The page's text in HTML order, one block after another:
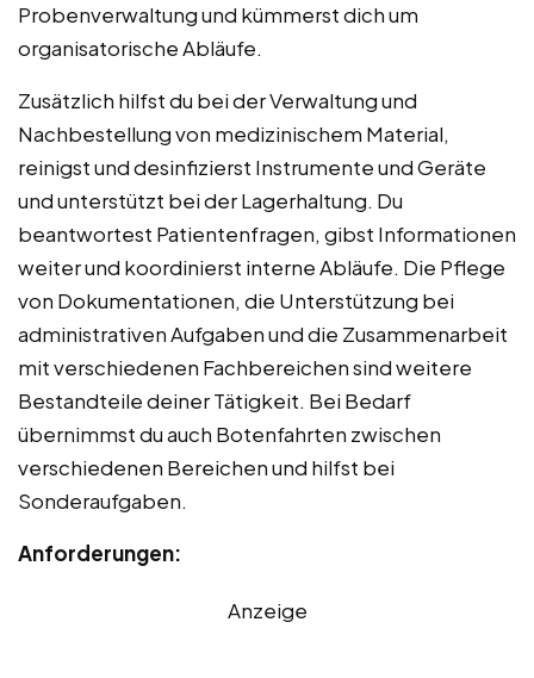
Probenverwaltung und kümmerst dich um
organisatorische Abläufe.
Zusätzlich hilfst du bei der Verwaltung und
Nachbestellung von medizinischem Material,
reinigst und desinfizierst Instrumente und Geräte
und unterstützt bei der Lagerhaltung. Du
beantwortest Patientenfragen, gibst Informationen
weiter und koordinierst interne Abläufe. Die Pflege
von Dokumentationen, die Unterstützung bei
administrativen Aufgaben und die Zusammenarbeit
mit verschiedenen Fachbereichen sind weitere
Bestandteile deiner Tätigkeit. Bei Bedarf
übernimmst du auch Botenfahrten zwischen
verschiedenen Bereichen und hilfst bei
Sonderaufgaben.
Anforderungen:
Anzeige